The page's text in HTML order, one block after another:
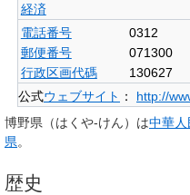
経済
電話番号
0312
郵便番号
071300
行政区画代碼
130627
公式ウェブサイト ：
http://
博野県 （はくや-けん）は中華人
県。
歴史